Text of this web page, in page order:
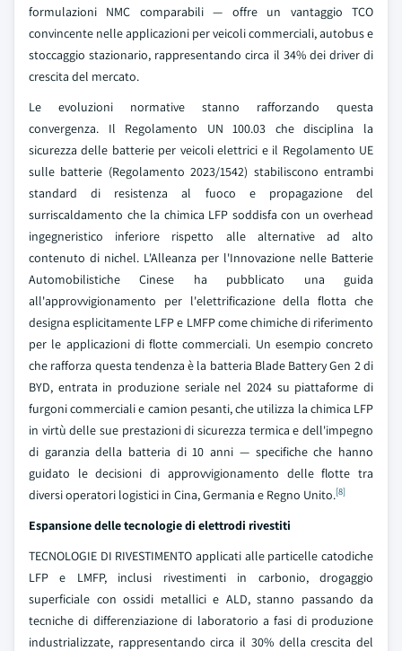
formulazioni NMC comparabili — offre un vantaggio TCO
convincente nelle applicazioni per veicoli commerciali, autobus e
stoccaggio stazionario, rappresentando circa il 34% dei driver di
crescita del mercato.
Le evoluzioni normative stanno rafforzando questa
convergenza. Il Regolamento UN 100.03 che disciplina la
sicurezza delle batterie per veicoli elettrici e il Regolamento UE
sulle batterie (Regolamento 2023/1542) stabiliscono entrambi
standard di resistenza al fuoco e propagazione del
surriscaldamento che la chimica LFP soddisfa con un overhead
ingegneristico inferiore rispetto alle alternative ad alto
contenuto di nichel. L'Alleanza per l'Innovazione nelle Batterie
Automobilistiche Cinese ha pubblicato una guida
all'approvvigionamento per l'elettrificazione della flotta che
designa esplicitamente LFP e LMFP come chimiche di riferimento
per le applicazioni di flotte commerciali. Un esempio concreto
che rafforza questa tendenza è la batteria Blade Battery Gen 2 di
BYD, entrata in produzione seriale nel 2024 su piattaforme di
furgoni commerciali e camion pesanti, che utilizza la chimica LFP
in virtù delle sue prestazioni di sicurezza termica e dell'impegno
di garanzia della batteria di 10 anni — specifiche che hanno
guidato le decisioni di approvvigionamento delle flotte tra
diversi operatori logistici in Cina, Germania e Regno Unito.[8]
Espansione delle tecnologie di elettrodi rivestiti
TECNOLOGIE DI RIVESTIMENTO applicati alle particelle catodiche
LFP e LMFP, inclusi rivestimenti in carbonio, drogaggio
superficiale con ossidi metallici e ALD, stanno passando da
tecniche di differenziazione di laboratorio a fasi di produzione
industrializzate, rappresentando circa il 30% della crescita del